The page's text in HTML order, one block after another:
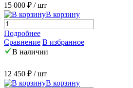
15 000 ₽ / шт
В корзину
Подробнее
Сравнение В избранное
В наличии
12 450 ₽ / шт
В корзину